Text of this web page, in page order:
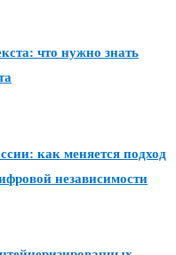
что нужно знать
как меняется подход
независимости